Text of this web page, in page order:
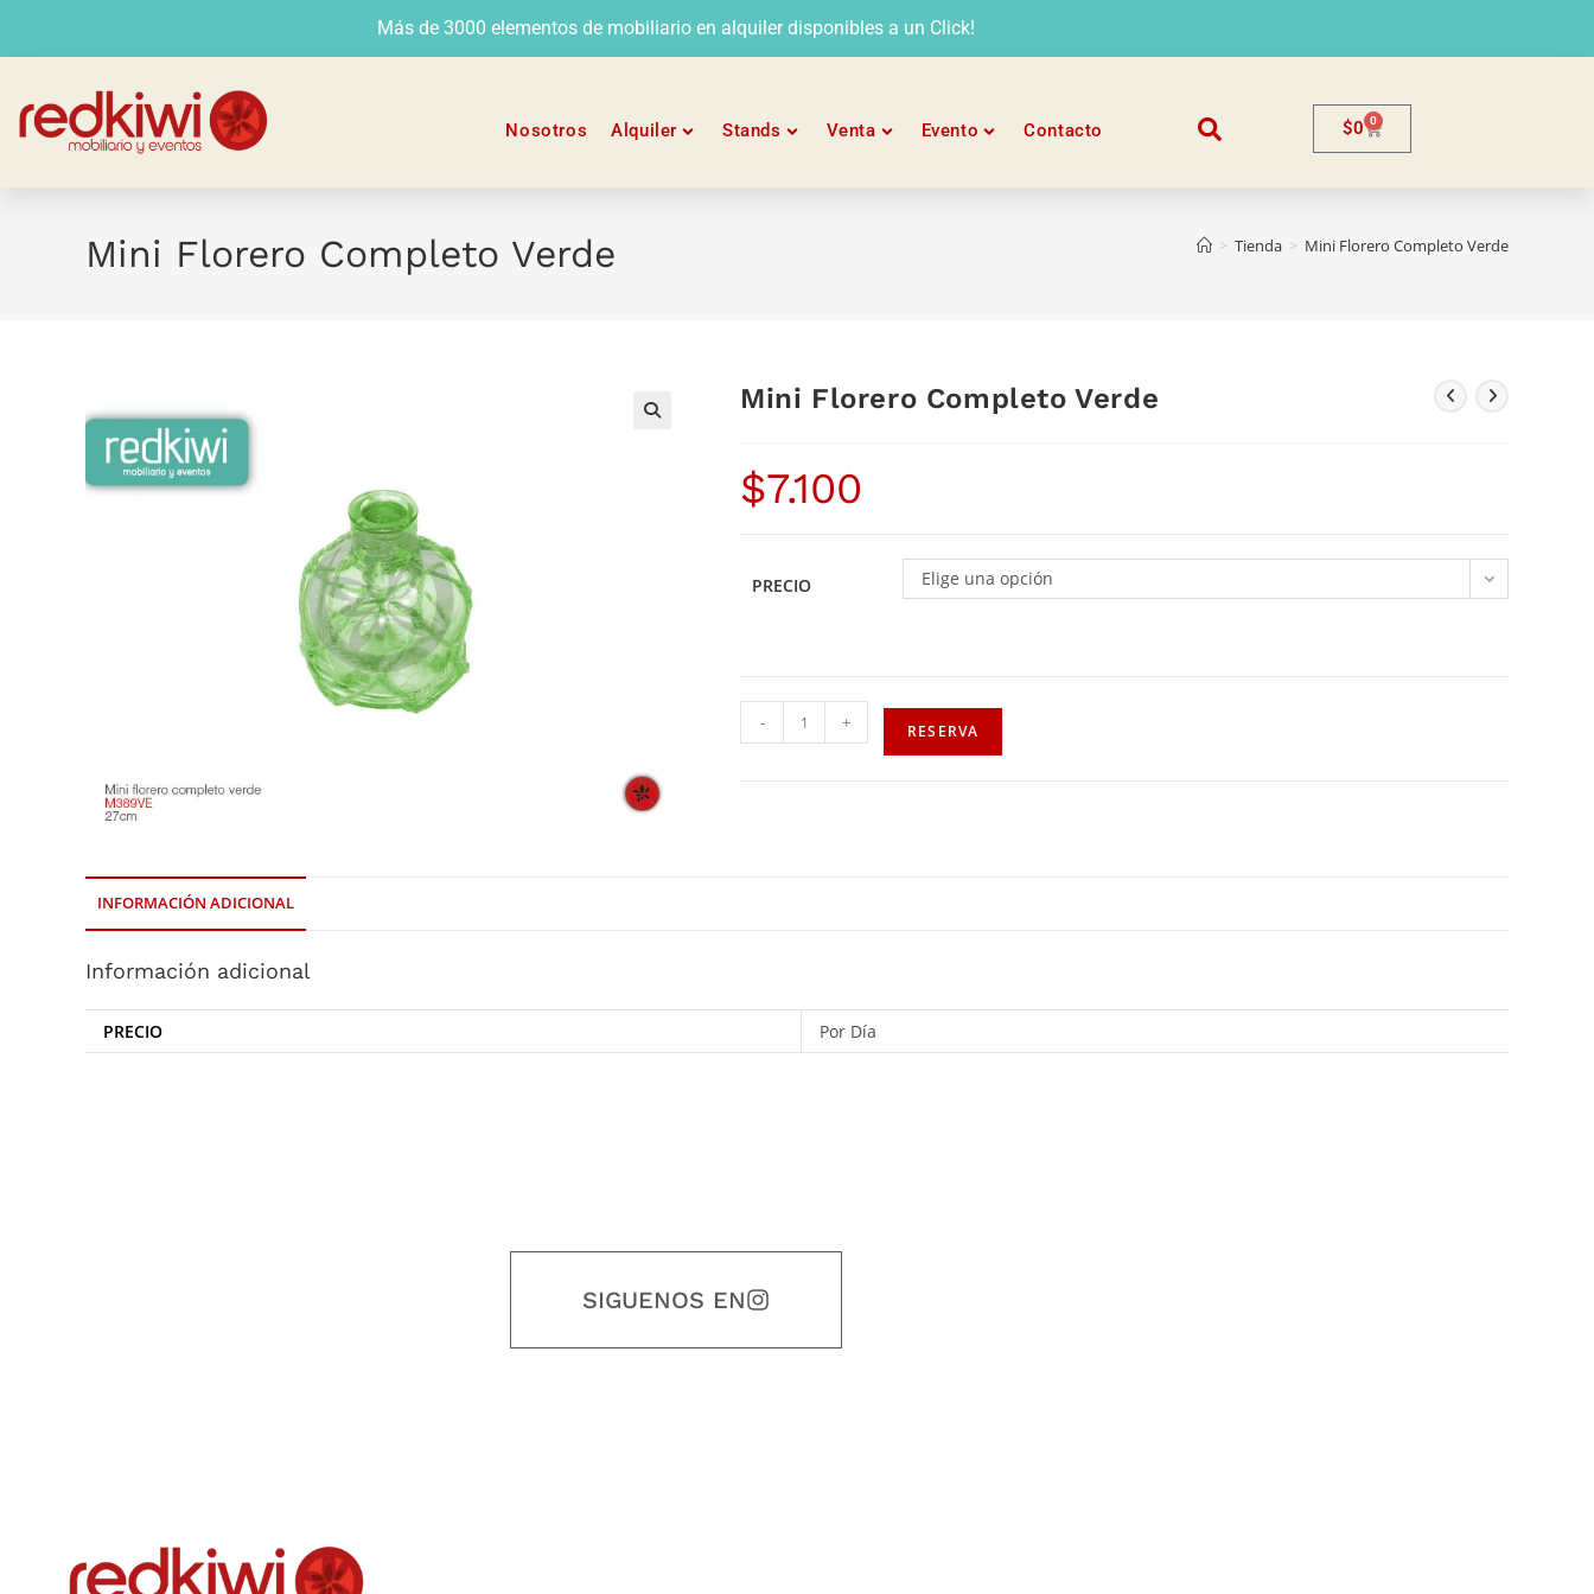
Más de 3000 elementos de mobiliario en alquiler disponibles a un Click!
Nosotros Alquiler Stands Venta Evento Contacto $0 0
Mini Florero Completo Verde > Tienda > Mini Florero Completo Verde
Mini Florero Completo Verde
$7.100
PRECIO Elige una opción
- + RESERVA
INFORMACIÓN ADICIONAL
Información adicional
PRECIO Por Día
SIGUENOS EN